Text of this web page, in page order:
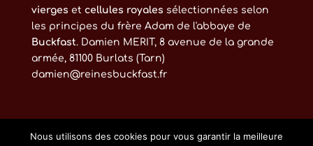
vierges et cellules royales sélectionnées selon
les principes du frère Adam de l'abbaye de
Buckfast. Damien MERIT, 8 avenue de la grande
armée, 81100 Burlats (Tarn)
damien@reinesbuckfast.fr
Nous utilisons des cookies pour vous garantir la meilleure